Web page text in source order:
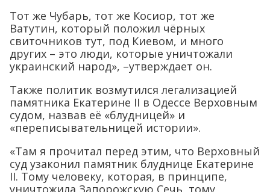
Тот же Чубарь, тот же Косиор, тот же
Ватутин, который положил чёрных
свиточников тут, под Киевом, и много
других – это люди, которые уничтожали
украинский народ», –утверждает он.
Также политик возмутился легализацией
памятника Екатерине II в Одессе Верховным
судом, назвав её «блудницей» и
«переписывательницей истории».
«Там я прочитал перед этим, что Верховный
суд узаконил памятник блуднице Екатерине
II. Тому человеку, которая, в принципе,
уничтожила Запорожскую Сечь, тому